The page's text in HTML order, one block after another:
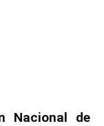
Nacional de